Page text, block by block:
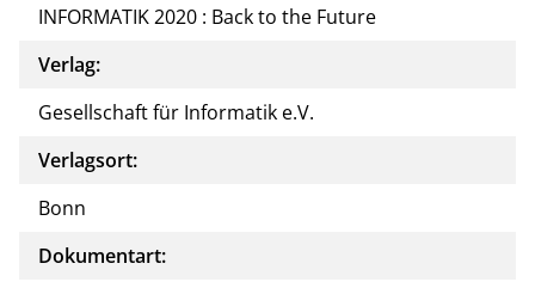
INFORMATIK 2020 : Back to the Future
Verlag:
Gesellschaft für Informatik e.V.
Verlagsort:
Bonn
Dokumentart: